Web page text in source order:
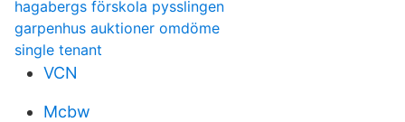
hagabergs förskola pysslingen
garpenhus auktioner omdöme
single tenant
VCN
Mcbw